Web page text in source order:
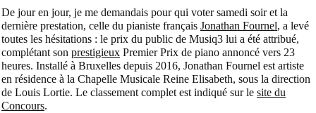
De jour en jour, je me demandais pour qui voter samedi soir et la
dernière prestation, celle du pianiste français Jonathan Fournel, a levé
toutes les hésitations : le prix du public de Musiq3 lui a été attribué,
complétant son prestigieux Premier Prix de piano annoncé vers 23
heures. Installé à Bruxelles depuis 2016, Jonathan Fournel est artiste
en résidence à la Chapelle Musicale Reine Elisabeth, sous la direction
de Louis Lortie. Le classement complet est indiqué sur le site du
Concours.